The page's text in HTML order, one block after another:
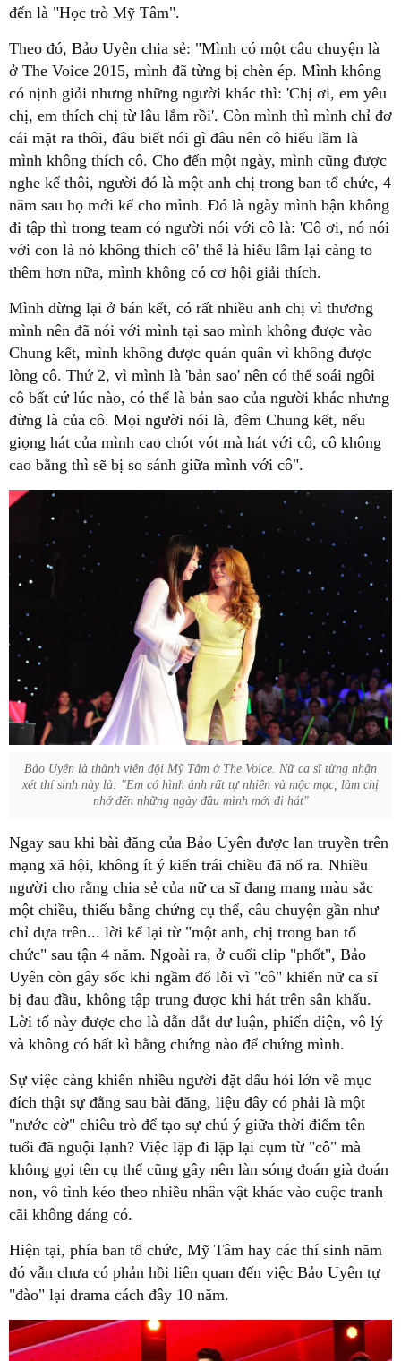
đến là "Học trò Mỹ Tâm".
Theo đó, Bảo Uyên chia sẻ: "Mình có một câu chuyện là
ở The Voice 2015, mình đã từng bị chèn ép. Mình không
có nịnh giỏi nhưng những người khác thì: 'Chị ơi, em yêu
chị, em thích chị từ lâu lắm rồi'. Còn mình thì mình chỉ đơ
cái mặt ra thôi, đâu biết nói gì đâu nên cô hiểu lầm là
mình không thích cô. Cho đến một ngày, mình cũng được
nghe kể thôi, người đó là một anh chị trong ban tổ chức, 4
năm sau họ mới kể cho mình. Đó là ngày mình bận không
đi tập thì trong team có người nói với cô là: 'Cô ơi, nó nói
với con là nó không thích cô' thế là hiểu lầm lại càng to
thêm hơn nữa, mình không có cơ hội giải thích.
Mình dừng lại ở bán kết, có rất nhiều anh chị vì thương
mình nên đã nói với mình tại sao mình không được vào
Chung kết, mình không được quán quân vì không được
lòng cô. Thứ 2, vì mình là 'bản sao' nên có thể soái ngôi
cô bất cứ lúc nào, có thể là bản sao của người khác nhưng
đừng là của cô. Mọi người nói là, đêm Chung kết, nếu
giọng hát của mình cao chót vót mà hát với cô, cô không
cao bằng thì sẽ bị so sánh giữa mình với cô".
Bảo Uyên là thành viên đội Mỹ Tâm ở The Voice. Nữ ca sĩ từng nhận
xét thí sinh này là: "Em có hình ảnh rất tự nhiên và mộc mạc, làm chị
nhớ đến những ngày đầu mình mới đi hát"
Ngay sau khi bài đăng của Bảo Uyên được lan truyền trên
mạng xã hội, không ít ý kiến trái chiều đã nổ ra. Nhiều
người cho rằng chia sẻ của nữ ca sĩ đang mang màu sắc
một chiều, thiếu bằng chứng cụ thể, câu chuyện gần như
chỉ dựa trên... lời kể lại từ "một anh, chị trong ban tổ
chức" sau tận 4 năm. Ngoài ra, ở cuối clip "phốt", Bảo
Uyên còn gây sốc khi ngầm đổ lỗi vì "cô" khiến nữ ca sĩ
bị đau đầu, không tập trung được khi hát trên sân khấu.
Lời tố này được cho là dẫn dắt dư luận, phiến diện, vô lý
và không có bất kì bằng chứng nào để chứng mình.
Sự việc càng khiến nhiều người đặt dấu hỏi lớn về mục
đích thật sự đằng sau bài đăng, liệu đây có phải là một
"nước cờ" chiêu trò để tạo sự chú ý giữa thời điểm tên
tuổi đã nguội lạnh? Việc lặp đi lặp lại cụm từ "cô" mà
không gọi tên cụ thể cũng gây nên làn sóng đoán già đoán
non, vô tình kéo theo nhiều nhân vật khác vào cuộc tranh
cãi không đáng có.
Hiện tại, phía ban tổ chức, Mỹ Tâm hay các thí sinh năm
đó vẫn chưa có phản hồi liên quan đến việc Bảo Uyên tự
"đào" lại drama cách đây 10 năm.